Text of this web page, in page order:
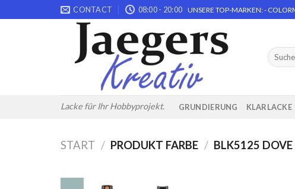
to
CONTACT 08:00 - 20:00 UNSERE TOP-MARKEN: -
Lacke für Ihr Hobbyprojekt.
Suchen
nach:
GRUNDIERUNG KLARLACKE
START / PRODUKT FARBE / BLK5125 DOVE